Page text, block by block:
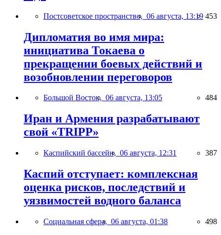
Постсоветское пространство, 06 августа, 13:19 453
Дипломатия во имя мира:
инициатива Токаева о
прекращении боевых действий и
возобновлении переговоров
Большой Восток, 06 августа, 13:05 484
Иран и Армения разрабатывают
свой «TRIPP»
Каспийский бассейн, 06 августа, 12:31 387
Каспий отступает: комплексная
оценка рисков, последствий и
уязвимостей водного баланса
Социальная сфера, 06 августа, 01:38 498